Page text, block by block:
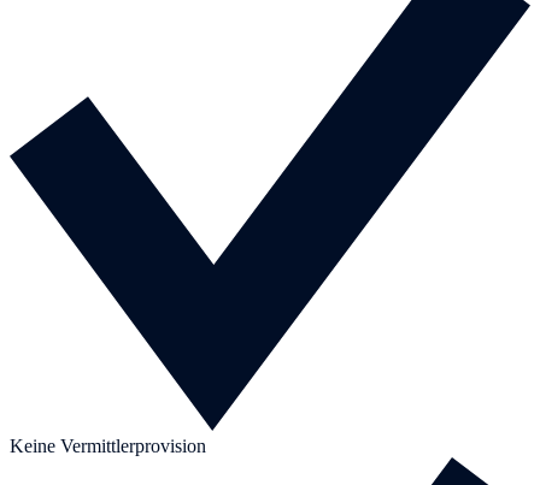
Keine Vermittlerprovision